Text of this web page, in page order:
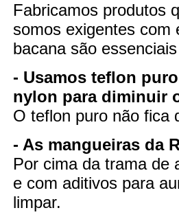
Fabricamos produtos
somos exigentes com
bacana são
- Usamos teflon
nylon para diminuir
O teflon puro não fica
- As mangueiras da
Por cima da trama de
e com aditivos para
limpar.